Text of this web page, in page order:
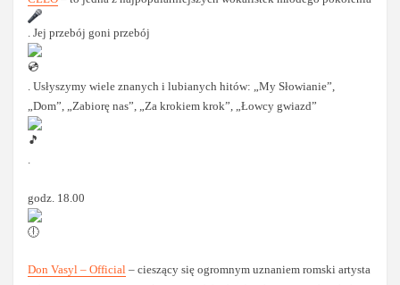
. Jej przebój goni przebój
. Usłyszymy wiele znanych i lubianych hitów: „My Słowianie”,
„Dom”, „Zabiorę nas”, „Za krokiem krok”, „Łowcy gwiazd”
.
godz. 18.00
Don Vasyl – Official – cieszący się ogromnym uznaniem romski artysta